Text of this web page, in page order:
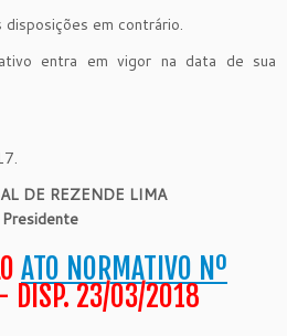
disposições em contrário.
entra em vigor na data de sua
DE REZENDE LIMA
Presidente
ATO NORMATIVO Nº
DISP. 23/03/2018